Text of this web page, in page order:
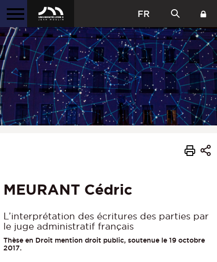
FR
MEURANT Cédric
L’interprétation des écritures des parties par
le juge administratif français
Thèse en Droit mention droit public, soutenue le 19 octobre
2017.